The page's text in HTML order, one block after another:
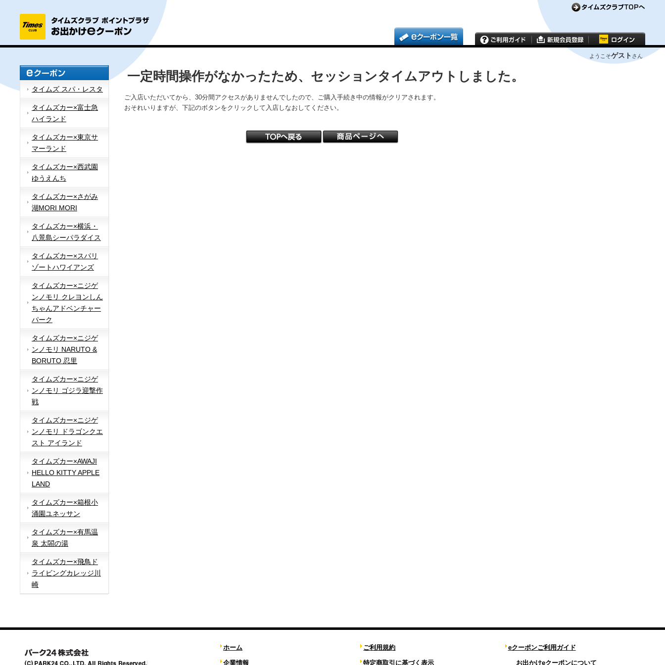
ようこそゲスト さん
タイムズ スパ・レスタ
タイムズカー×富士急
ハイランド
タイムズカー×東京サ
マーランド
タイムズカー×西武園
ゆうえんち
タイムズカー×さがみ
湖MORI MORI
タイムズカー×横浜・
八景島シーパラダイス
タイムズカー×スパリ
ゾートハワイアンズ
タイムズカー×ニジゲ
ンノモリ クレヨンしん
ちゃんアドベンチャー
パーク
タイムズカー×ニジゲ
ンノモリ NARUTO &
BORUTO 忍里
タイムズカー×ニジゲ
ンノモリ ゴジラ迎撃作
戦
タイムズカー×ニジゲ
ンノモリ ドラゴンクエ
スト アイランド
タイムズカー×AWAJI
HELLO KITTY APPLE
LAND
タイムズカー×箱根小
涌園ユネッサン
タイムズカー×有馬温
泉 太閤の湯
タイムズカー×飛鳥ド
ライビングカレッジ川
崎
一定時間操作がなかったため、セッションタイムアウトしました。
ご入店いただいてから、30分間アクセスがありませんでしたので、ご購入手続き中の情報がクリアされます。
おそれいりますが、下記のボタンをクリックして入店しなおしてください。
ホーム
企業情報
ご利用規約
特定商取引に基づく表示
eクーポンご利用ガイド
お出かけeクーポンについて